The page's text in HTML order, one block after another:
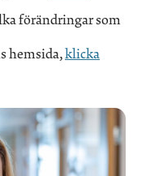
förändringar som
hemsida,klicka